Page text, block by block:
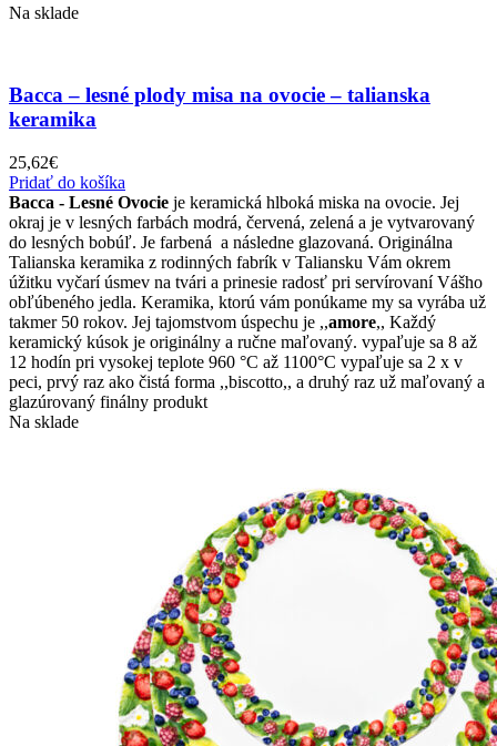
Na sklade
Bacca – lesné plody misa na ovocie – talianska
keramika
25,62€
Pridať do košíka
Bacca - Lesné Ovocie je keramická hlboká miska na ovocie. Jej
okraj je v lesných farbách modrá, červená, zelená a je vytvarovaný
do lesných bobúľ. Je farbená a následne glazovaná. Originálna
Talianska keramika z rodinných fabrík v Taliansku Vám okrem
úžitku vyčarí úsmev na tvári a prinesie radosť pri servírovaní Vášho
obľúbeného jedla. Keramika, ktorú vám ponúkame my sa vyrába už
takmer 50 rokov. Jej tajomstvom úspechu je ,,amore,, Každý
keramický kúsok je originálny a ručne maľovaný. vypaľuje sa 8 až
12 hodín pri vysokej teplote 960 °C až 1100°C vypaľuje sa 2 x v
peci, prvý raz ako čistá forma ,,biscotto,, a druhý raz už maľovaný a
glazúrovaný finálny produkt
Na sklade